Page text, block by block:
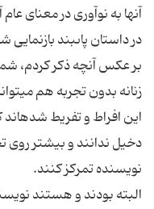
آنها به نوآورى در معناى
بر عكس آن‏چه ذكر كردم،
زنانه بدون تجربه هم
این افراط و تفریط
دخیل ندانند و بیشتر روى
البته بودند و هستند